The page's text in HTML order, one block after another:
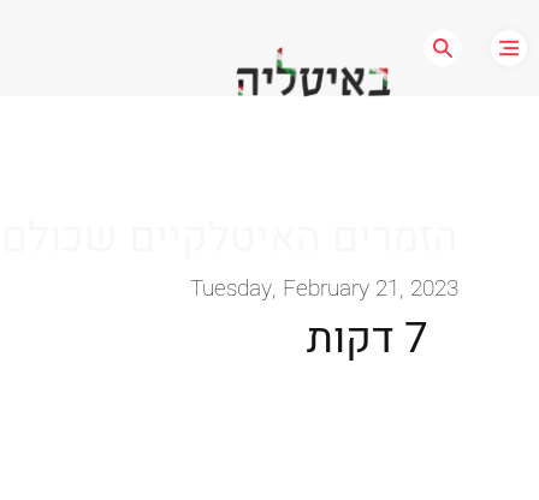
Tuesday, February 21, 2023
7 דקות